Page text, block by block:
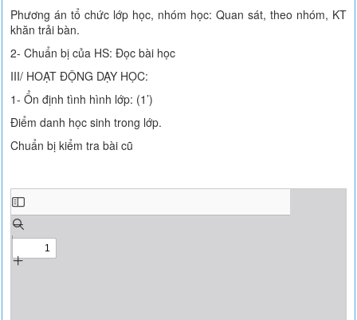
Phương án tổ chức lớp học, nhóm học: Quan sát, theo nhóm, KT
khăn trải bàn.
2- Chuẩn bị của HS: Đọc bài học
III/ HOẠT ĐỘNG DẠY HỌC:
1- Ổn định tình hình lớp: (1’)
Điểm danh học sinh trong lớp.
Chuẩn bị kiểm tra bài cũ